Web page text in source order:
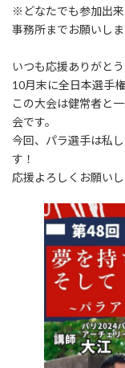
※どなたでも参加出
事務所までお願いしま
いつも応援ありがとう
10月末に全日本選手権
この大会は健常者と
会です。
今回、パラ選手は私
す！
応援よろしくお願いし